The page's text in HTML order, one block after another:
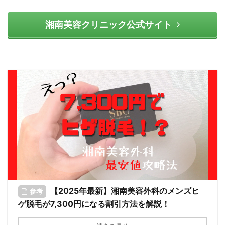
湘南美容クリニック公式サイト
参考
【2025年最新】湘南美容外科のメンズヒ
ゲ脱毛が7,300円になる割引方法を解説！